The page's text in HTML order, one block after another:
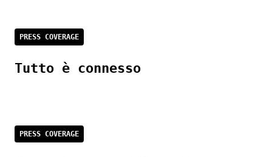
PRESS COVERAGE
Tutto è connesso
PRESS COVERAGE